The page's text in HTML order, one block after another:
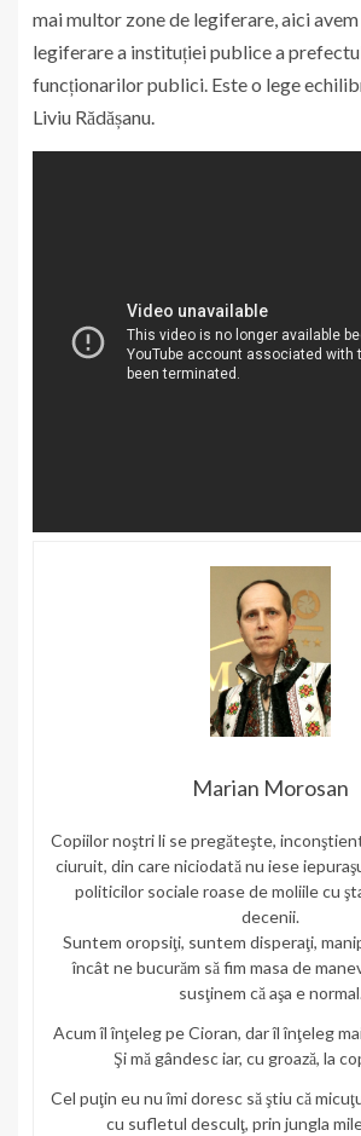
mai multor zone de legiferare, aici avem
legiferare a instituției publice a
funcționarilor publici. Este o lege
Liviu Rădășanu.
Marian Morosan
Copiilor noştri li se pregăteşte,
ciuruit, din care niciodată nu iese
politicilor sociale roase de moliile cu
decenii.
Suntem oropsiţi, suntem disperaţi,
încât ne bucurăm să fim masa de
susţinem că aşa e
Acum îl înţeleg pe Cioran, dar îl înţeleg
Şi mă gândesc iar, cu groază, la
Cel puţin eu nu îmi doresc să ştiu că
cu sufletul desculţ, prin jungla